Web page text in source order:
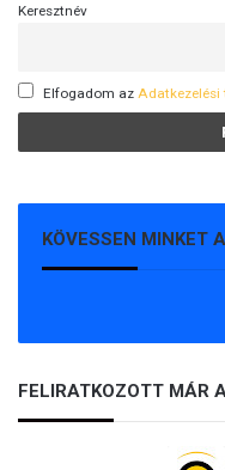
Keresztnév
Elfogadom az Adatkezelési
KÖVESSEN MINKET
FELIRATKOZOTT MÁR